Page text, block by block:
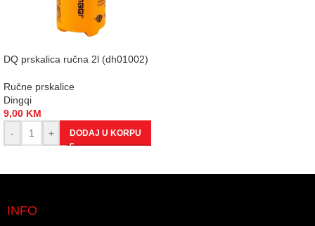
DQ prskalica ručna 2l (dh01002)
Ručne prskalice
Dingqi
9,00 KM
-
+ DODAJ U KORPU
INFO